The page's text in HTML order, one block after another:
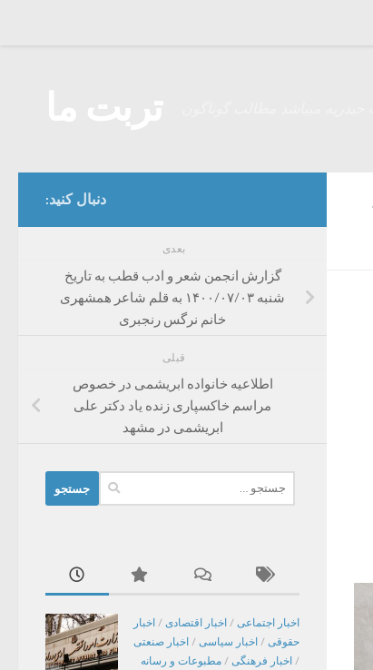
دنبال کنید:
بعدی
گزارش انجمن شعر و ادب قطب به تاریخ
شنبه ۱۴۰۰/۰۷/۰۳ به قلم شاعر همشهری
خانم نرگس رنجبری
قبلی
اطلاعیه خانواده ابریشمی در خصوص
مراسم خاکسپاری زنده یاد دکتر علی
ابریشمی در مشهد
برای:
اخبار اجتماعی / اخبار اقتصادی / اخبار
حقوقی / اخبار سیاسی / اخبار صنعتی
/ اخبار فرهنگی / مطبوعات و رسانه